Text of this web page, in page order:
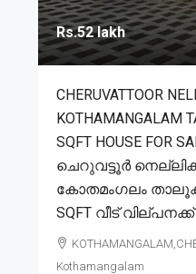
Rs.52 lakh
CHERUVATTOOR
KOTHAMANGALAM
SQFT HOUSE FOR
ചെറുവട്ടൂർ
കോതമംഗലം
SQFT വീട്
Kothamangalam